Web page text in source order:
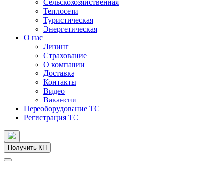
Сельскохозяйственная
Теплосети
Туристическая
Энергетическая
О нас
Лизинг
Страхование
О компании
Доставка
Контакты
Видео
Вакансии
Переоборудование ТС
Регистрация ТС
Получить КП